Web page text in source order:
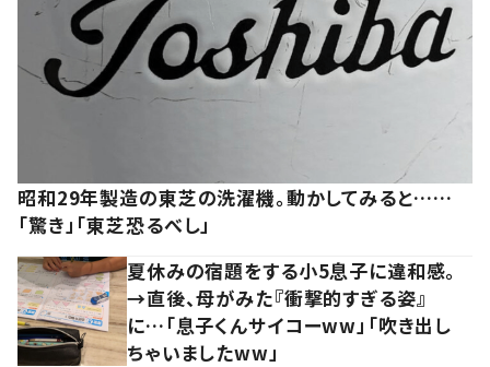
昭和29年製造の東芝の洗濯機。動かしてみると……
「驚き」「東芝恐るべし」
夏休みの宿題をする小5息子に違和感。
→直後、母がみた『衝撃的すぎる姿』
に…「息子くんサイコーww」「吹き出し
ちゃいましたww」